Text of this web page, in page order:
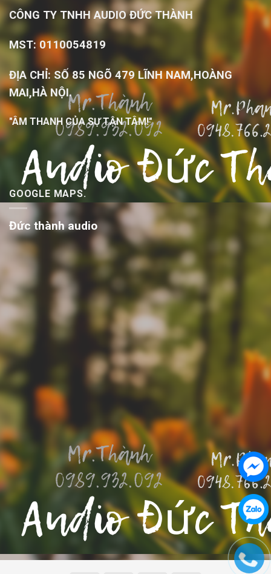
CÔNG TY TNHH AUDIO ĐỨC THÀNH
MST: 0110054819
ĐỊA CHỈ: SỐ 85 NGÕ 479 LĨNH NAM,HOÀNG
MAI,HÀ NỘI.
"ÂM THANH CỦA SỰ TẬN TÂM!"
GOOGLE MAPS.
Đức thành audio